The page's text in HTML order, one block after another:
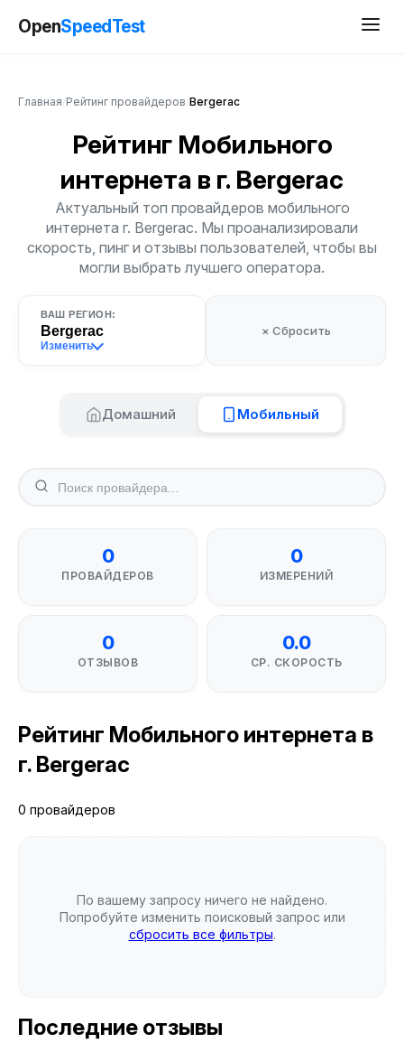
OpenSpeedTest
Главная Рейтинг провайдеров Bergerac
Рейтинг Мобильного
интернета в г. Bergerac
Актуальный топ провайдеров мобильного
интернета г. Bergerac. Мы проанализировали
скорость, пинг и отзывы пользователей, чтобы вы
могли выбрать лучшего оператора.
ВАШ РЕГИОН:
Bergerac
Изменить
× Сбросить
Домашний Мобильный
0
ПРОВАЙДЕРОВ
0
ИЗМЕРЕНИЙ
0
ОТЗЫВОВ
0.0
СР. СКОРОСТЬ
Рейтинг Мобильного интернета в
г. Bergerac
0 провайдеров
По вашему запросу ничего не найдено.
Попробуйте изменить поисковый запрос или
сбросить все фильтры.
Последние отзывы